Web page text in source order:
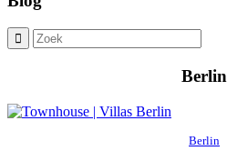
Berlin
Berlin